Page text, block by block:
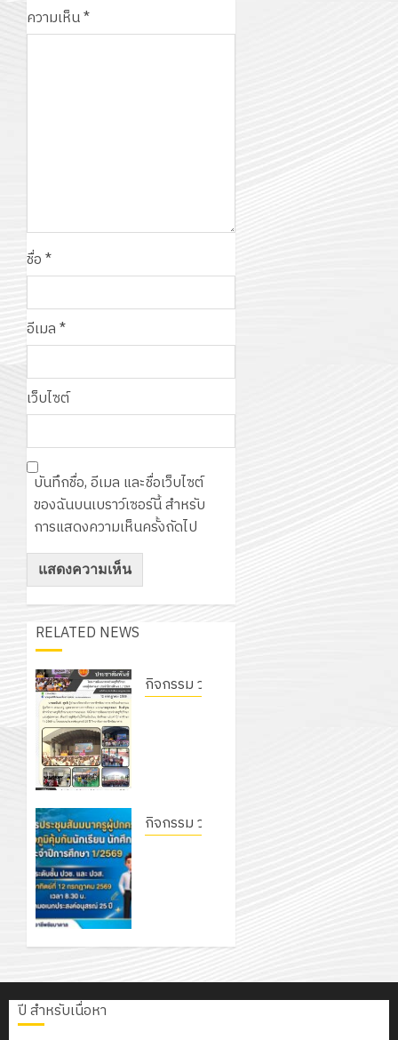
ความเห็น*
ชื่อ*
อีเมล*
เว็บไซต์
บันทึกชื่อ, อีเมล และชื่อเว็บไซต์
ของฉันบนเบราว์เซอร์นี้ สำหรับ
การแสดงความเห็นครั้งถัดไป
RELATED NEWS
กิจกรรม วก.ชบ.
และผู้
นักศึกษา
ประจำปี
การ
กิจกรรม วก.ชบ.
ภูมิคุ้มกัน
นักเรียน
ปี สำหรับเนื่อหา